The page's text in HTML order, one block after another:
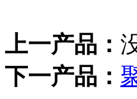
上一产品：
下一产品：